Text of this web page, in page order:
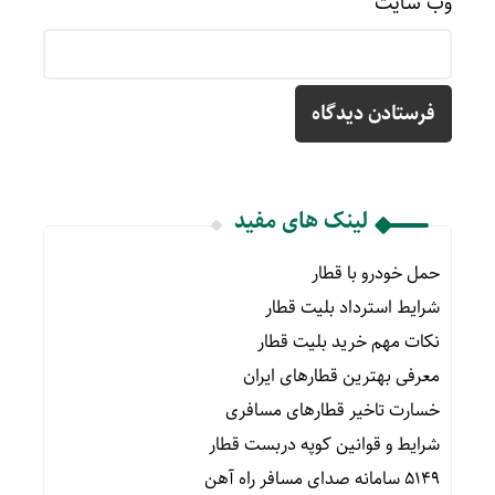
لینک های مفید
حمل خودرو با قطار
شرایط استرداد بلیت قطار
نکات مهم خرید بلیت قطار
معرفی بهترین قطارهای ایران
خسارت تاخیر قطارهای مسافری
شرایط و قوانین کوپه دربست قطار
۵۱۴۹ سامانه صدای مسافر راه آهن